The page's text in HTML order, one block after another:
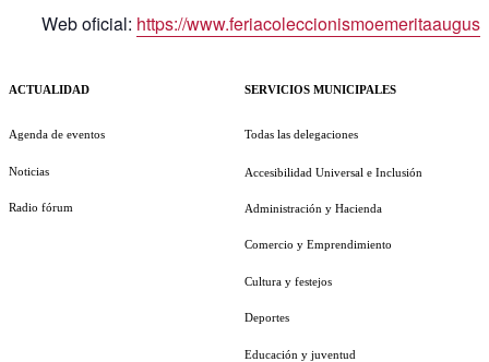
Web oficial: https://
ACTUALIDAD
Agenda de eventos
Noticias
Radio fórum
SERVICIOS MUNICIPALES
Todas las delegaciones
Accesibilidad Universal e Inclusión
Administración y Hacienda
Comercio y Emprendimiento
Cultura y festejos
Deportes
Educación y juventud